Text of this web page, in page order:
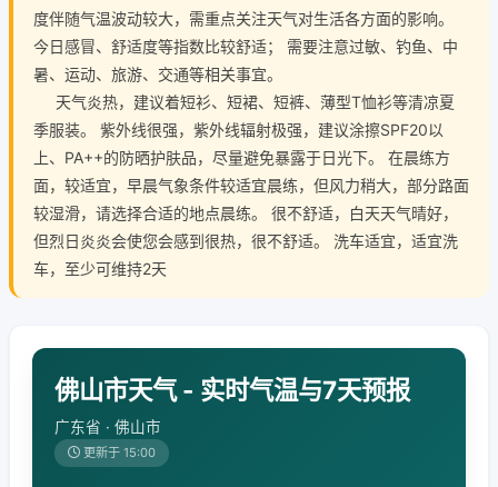
度伴随气温波动较大，需重点关注天气对生活各方面的影响。
今日感冒、舒适度等指数比较舒适； 需要注意过敏、钓鱼、中
暑、运动、旅游、交通等相关事宜。
天气炎热，建议着短衫、短裙、短裤、薄型T恤衫等清凉夏
季服装。 紫外线很强，紫外线辐射极强，建议涂擦SPF20以
上、PA++的防晒护肤品，尽量避免暴露于日光下。 在晨练方
面，较适宜，早晨气象条件较适宜晨练，但风力稍大，部分路面
较湿滑，请选择合适的地点晨练。 很不舒适，白天天气晴好，
但烈日炎炎会使您会感到很热，很不舒适。 洗车适宜，适宜洗
车，至少可维持2天
佛山市天气 - 实时气温与7天预报
广东省 · 佛山市
更新于 15:00